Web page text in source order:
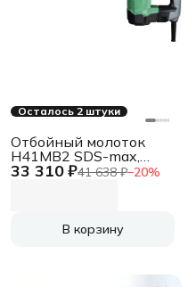
Осталось 2 штуки
33 310 ₽41 638 ₽−20%
Отбойный молоток
H41MB2 SDS-max,
930Вт, 7.1Дж, 5.2кг
В корзину